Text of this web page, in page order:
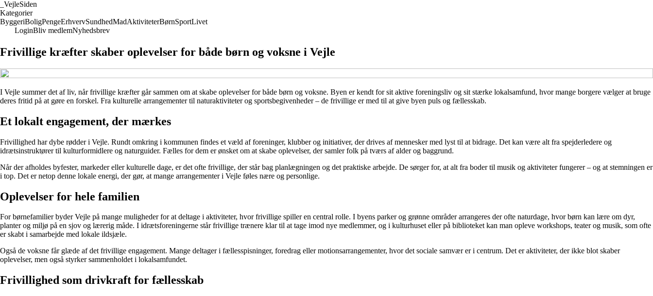
VejleSiden
Kategorier
ByggeriBoligPengeErhvervSundhedMadAktiviteterBørnSportLivet
LoginBliv medlemNyhedsbrev
Frivillige kræfter skaber oplevelser for både børn og voksne i Vejle
I Vejle summer det af liv, når frivillige kræfter går sammen om at skabe oplevelser for både børn og voksne. Byen er kendt for sit aktive foreningsliv og sit stærke lokalsamfund, hvor mange borgere vælger at bruge
deres fritid på at gøre en forskel. Fra kulturelle arrangementer til naturaktiviteter og sportsbegivenheder – de frivillige er med til at give byen puls og fællesskab.
Et lokalt engagement, der mærkes
Frivillighed har dybe rødder i Vejle. Rundt omkring i kommunen findes et væld af foreninger, klubber og initiativer, der drives af mennesker med lyst til at bidrage. Det kan være alt fra spejderledere og
idrætsinstruktører til kulturformidlere og naturguider. Fælles for dem er ønsket om at skabe oplevelser, der samler folk på tværs af alder og baggrund.
Når der afholdes byfester, markeder eller kulturelle dage, er det ofte frivillige, der står bag planlægningen og det praktiske arbejde. De sørger for, at alt fra boder til musik og aktiviteter fungerer – og at stemningen er
i top. Det er netop denne lokale energi, der gør, at mange arrangementer i Vejle føles nære og personlige.
Oplevelser for hele familien
For børnefamilier byder Vejle på mange muligheder for at deltage i aktiviteter, hvor frivillige spiller en central rolle. I byens parker og grønne områder arrangeres der ofte naturdage, hvor børn kan lære om dyr,
planter og miljø på en sjov og lærerig måde. I idrætsforeningerne står frivillige trænere klar til at tage imod nye medlemmer, og i kulturhuset eller på biblioteket kan man opleve workshops, teater og musik, som ofte
er skabt i samarbejde med lokale ildsjæle.
Også de voksne får glæde af det frivillige engagement. Mange deltager i fællesspisninger, foredrag eller motionsarrangementer, hvor det sociale samvær er i centrum. Det er aktiviteter, der ikke blot skaber
oplevelser, men også styrker sammenholdet i lokalsamfundet.
Frivillighed som drivkraft for fællesskab